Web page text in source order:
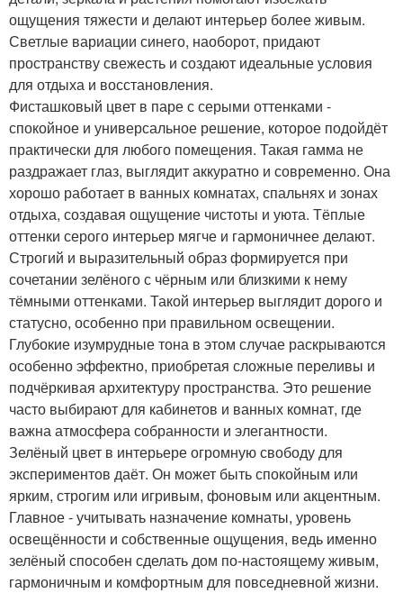
ощущения тяжести и делают интерьер более живым.
Светлые вариации синего, наоборот, придают
пространству свежесть и создают идеальные условия
для отдыха и восстановления.
Фисташковый цвет в паре с серыми оттенками -
спокойное и универсальное решение, которое подойдёт
практически для любого помещения. Такая гамма не
раздражает глаз, выглядит аккуратно и современно. Она
хорошо работает в ванных комнатах, спальнях и зонах
отдыха, создавая ощущение чистоты и уюта. Тёплые
оттенки серого интерьер мягче и гармоничнее делают.
Строгий и выразительный образ формируется при
сочетании зелёного с чёрным или близкими к нему
тёмными оттенками. Такой интерьер выглядит дорого и
статусно, особенно при правильном освещении.
Глубокие изумрудные тона в этом случае раскрываются
особенно эффектно, приобретая сложные переливы и
подчёркивая архитектуру пространства. Это решение
часто выбирают для кабинетов и ванных комнат, где
важна атмосфера собранности и элегантности.
Зелёный цвет в интерьере огромную свободу для
экспериментов даёт. Он может быть спокойным или
ярким, строгим или игривым, фоновым или акцентным.
Главное - учитывать назначение комнаты, уровень
освещённости и собственные ощущения, ведь именно
зелёный способен сделать дом по-настоящему живым,
гармоничным и комфортным для повседневной жизни.